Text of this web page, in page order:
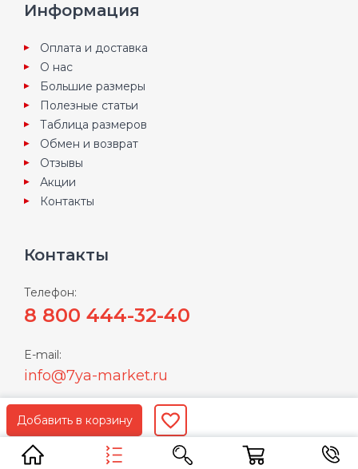
Информация
Оплата и доставка
О нас
Большие размеры
Полезные статьи
Таблица размеров
Обмен и возврат
Отзывы
Акции
Контакты
Контакты
Телефон:
8 800 444-32-40
E-mail:
info@7ya-market.ru
Пользуясь нашим сайтом Вы соглашаетесь с
условиямиполитики конфиденциальности